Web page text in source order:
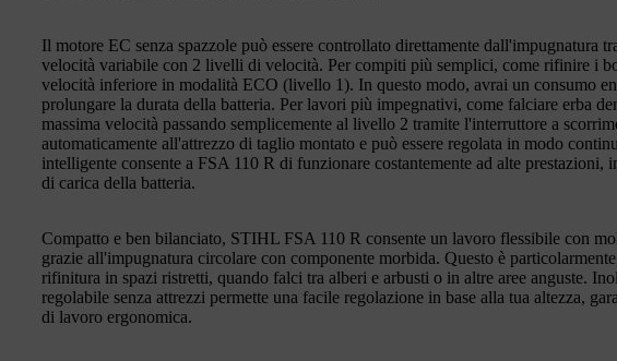
Il motore EC senza spazzole può essere controllato direttamente dall'impugnatura
velocità variabile con 2 livelli di velocità. Per compiti più semplici, come rifinire i
velocità inferiore in modalità ECO (livello 1). In questo modo, avrai un consumo
prolungare la durata della batteria. Per lavori più impegnativi, come falciare erba
massima velocità passando semplicemente al livello 2 tramite l'interruttore a
automaticamente all'attrezzo di taglio montato e può essere regolata in modo
intelligente consente a FSA 110 R di funzionare costantemente ad alte prestazioni,
di carica della batteria.
Compatto e ben bilanciato, STIHL FSA 110 R consente un lavoro flessibile con
grazie all'impugnatura circolare con componente morbida. Questo è
rifinitura in spazi ristretti, quando falci tra alberi e arbusti o in altre aree anguste.
regolabile senza attrezzi permette una facile regolazione in base alla tua altezza,
di lavoro ergonomica.